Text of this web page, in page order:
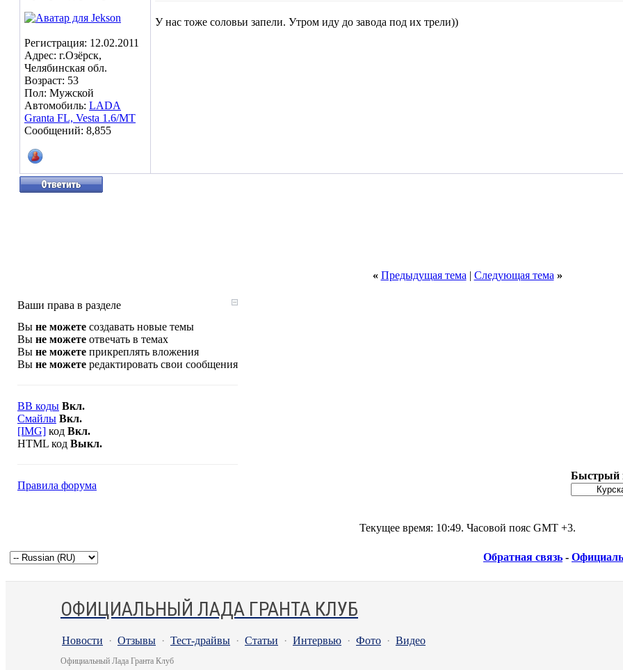
Регистрация: 12.02.2011
Адрес: г.Озёрск,
Челябинская обл.
Возраст: 53
Пол: Мужской
Автомобиль: LADA
Granta FL, Vesta 1.6/МТ
Сообщений: 8,855
У нас тоже соловьи запели. Утром иду до завода под их трели))
« Предыдущая тема | Следующая тема »
Ваши права в разделе
Вы не можете создавать новые темы
Вы не можете отвечать в темах
Вы не можете прикреплять вложения
Вы не можете редактировать свои сообщения
BB коды Вкл.
Смайлы Вкл.
[IMG] код Вкл.
HTML код Выкл.
Правила форума
Быстрый
Текущее время: 10:49. Часовой пояс GMT +3.
Обратная связь -
ОФИЦИАЛЬНЫЙ ЛАДА ГРАНТА КЛУБ
Новости · Отзывы · Тест-драйвы · Статьи · Интервью · Фото · Видео
Официальный Лада Гранта Клуб